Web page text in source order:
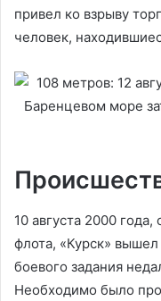
привел ко взрыву
человек,
10 августа 2000
флота, «Курск»
боевого задания
Необходимо было